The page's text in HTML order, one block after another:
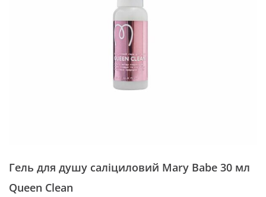
Гель для душу саліциловий Mary Babe 30 мл
Queen Clean